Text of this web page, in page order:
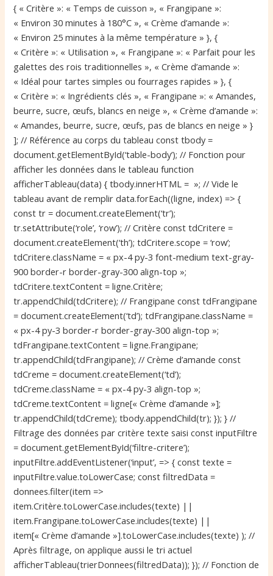
e
s
c
r
i
t
è
r
e
s
d
e
l
a
f
r
a
n
g
i
p
a
n
e
e
t
d
e
l
a
c
r
è
m
e
d
’
a
m
{ « Critère »: « Temps de cuisson », « Frangipane »:
« Environ 30 minutes à 180°C », « Crème d’amande »:
« Environ 25 minutes à la même température » }, {
« Critère »: « Utilisation », « Frangipane »: « Parfait pour les
galettes des rois traditionnelles », « Crème d’amande »:
« Idéal pour tartes simples ou fourrages rapides » }, {
« Critère »: « Ingrédients clés », « Frangipane »: « Amandes,
beurre, sucre, œufs, blancs en neige », « Crème d’amande »:
« Amandes, beurre, sucre, œufs, pas de blancs en neige » }
]; // Référence au corps du tableau const tbody =
document.getElementById(‘table-body’); // Fonction pour
afficher les données dans le tableau function
afficherTableau(data) { tbody.innerHTML = »; // Vide le
tableau avant de remplir data.forEach((ligne, index) => {
const tr = document.createElement(‘tr’);
tr.setAttribute(‘role’, ‘row’); // Critère const tdCritere =
document.createElement(‘th’); tdCritere.scope = ‘row’;
tdCritere.className = « px-4 py-3 font-medium text-gray-
900 border-r border-gray-300 align-top »;
tdCritere.textContent = ligne.Critère;
tr.appendChild(tdCritere); // Frangipane const tdFrangipane
= document.createElement(‘td’); tdFrangipane.className =
« px-4 py-3 border-r border-gray-300 align-top »;
tdFrangipane.textContent = ligne.Frangipane;
tr.appendChild(tdFrangipane); // Crème d’amande const
tdCreme = document.createElement(‘td’);
tdCreme.className = « px-4 py-3 align-top »;
tdCreme.textContent = ligne[« Crème d’amande »];
tr.appendChild(tdCreme); tbody.appendChild(tr); }); } //
Filtrage des données par critère texte saisi const inputFiltre
= document.getElementById(‘filtre-critere’);
inputFiltre.addEventListener(‘input’, => { const texte =
inputFiltre.value.toLowerCase; const filtredData =
donnees.filter(item =>
item.Critère.toLowerCase.includes(texte) ||
item.Frangipane.toLowerCase.includes(texte) ||
item[« Crème d’amande »].toLowerCase.includes(texte) ); //
Après filtrage, on applique aussi le tri actuel
afficherTableau(trierDonnees(filtredData)); }); // Fonction de